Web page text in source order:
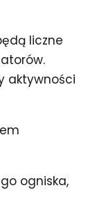
liczne
aktywności
ogniska,